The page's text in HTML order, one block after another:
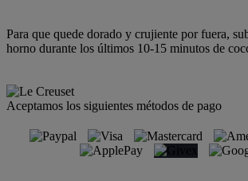
Para que quede dorado y crujiente por fuera,
horno durante los últimos 10-15 minutos de
Aceptamos los siguientes métodos de pago